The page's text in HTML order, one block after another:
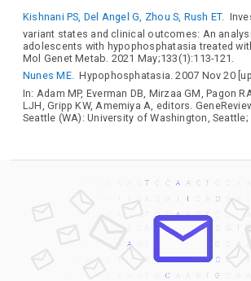
Kishnani PS, Del Angel G, Zhou S, Rush ET.
variant states and clinical outcomes: An
adolescents with hypophosphatasia treated
Mol Genet Metab. 2021 May;133(1):113-121.
Nunes ME. Hypophosphatasia. 2007 Nov 20
In: Adam MP, Everman DB, Mirzaa GM, Pagon
LJH, Gripp KW, Amemiya A, editors.
Seattle (WA): University of Washington, Seattle;